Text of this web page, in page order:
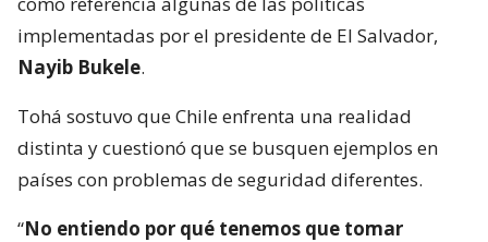
implementadas por el presidente de El Salvador,
Nayib Bukele.
Tohá sostuvo que Chile enfrenta una realidad
distinta y cuestionó que se busquen ejemplos en
países con problemas de seguridad diferentes.
“No entiendo por qué tenemos que tomar